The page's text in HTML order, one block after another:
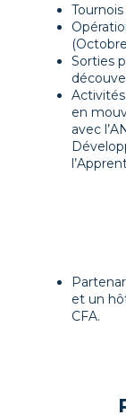
Sorties
en
avec
et un
CFA.